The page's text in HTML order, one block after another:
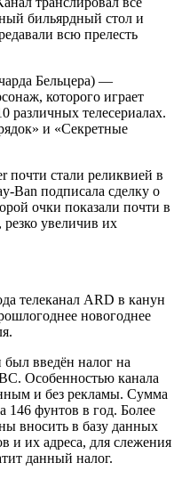
бильярдный стол и
всю прелесть
Бельцера) —
которого играет
различных телесериалах.
и «Секретные
почти стали реликвией в
Ban подписала сделку о
очки показали почти в
увеличив их
телеканал ARD в канун
новогоднее
введён налог на
Особенностью канала
и без рекламы. Сумма
146 фунтов в год. Более
вносить в базу данных
и их адреса, для слежения
данный налог.